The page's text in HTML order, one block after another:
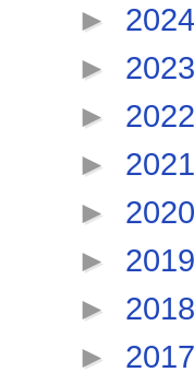
► 2024
► 2023
► 2022
► 2021
► 2020
► 2019
► 2018
► 2017